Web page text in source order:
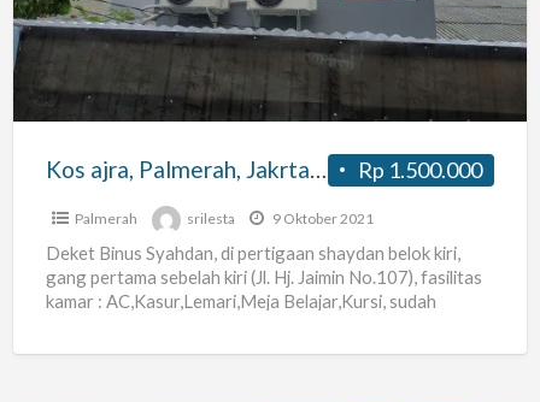
Jakrta
Barat
Rp 1.500.000
Kos ajra, Palmerah, Jakrta Barat
Palmerah srilesta 9 Oktober 2021
Deket Binus Syahdan, di pertigaan shaydan belok kiri,
gang pertama sebelah kiri (Jl. Hj. Jaimin No.107), fasilitas
kamar : AC,Kasur,Lemari,Meja Belajar,Kursi, sudah